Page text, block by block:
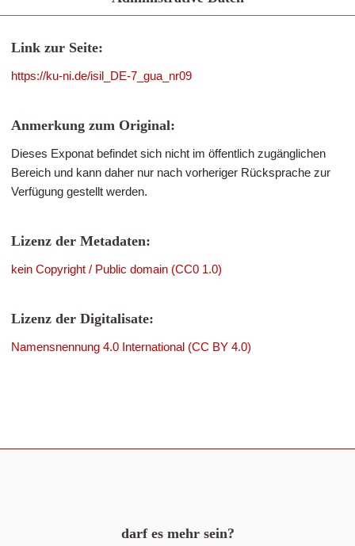
Link zur Seite:
https://ku-ni.de/isil_DE-7_gua_nr09
Anmerkung zum Original:
Dieses Exponat befindet sich nicht im öffentlich zugänglichen
Bereich und kann daher nur nach vorheriger Rücksprache zur
Verfügung gestellt werden.
Lizenz der Metadaten:
kein Copyright / Public domain (CC0 1.0)
Lizenz der Digitalisate:
Namensnennung 4.0 International (CC BY 4.0)
darf es mehr sein?